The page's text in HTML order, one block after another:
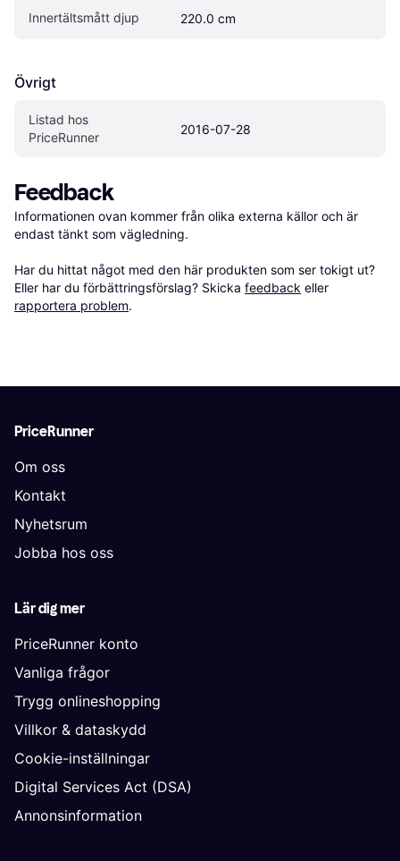
Innertältsmått djup 220.0 cm
Övrigt
Listad hos
PriceRunner
2016-07-28
Feedback
Informationen ovan kommer från olika externa källor och är
endast tänkt som vägledning.
Har du hittat något med den här produkten som ser tokigt ut?
Eller har du förbättringsförslag? Skicka feedback eller
rapportera problem.
PriceRunner
Om oss
Kontakt
Nyhetsrum
Jobba hos oss
Lär dig mer
PriceRunner konto
Vanliga frågor
Trygg onlineshopping
Villkor & dataskydd
Cookie-inställningar
Digital Services Act (DSA)
Annonsinformation